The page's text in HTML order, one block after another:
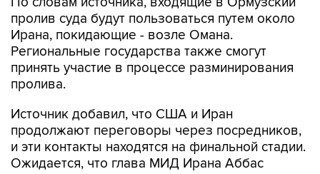
пролив суда будут пользоваться путем около
Ирана, покидающие - возле Омана.
Региональные государства также смогут
принять участие в процессе разминирования
пролива.
Источник добавил, что США и Иран
продолжают переговоры через посредников,
и эти контакты находятся на финальной стадии.
Ожидается, что глава МИД Ирана Аббас